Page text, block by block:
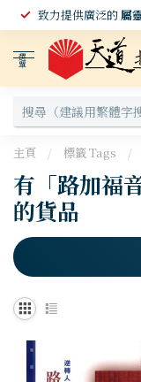
致力提供廣泛的屬
選
單
主頁 / 標籤 Tags /
有「路加福
的貨品